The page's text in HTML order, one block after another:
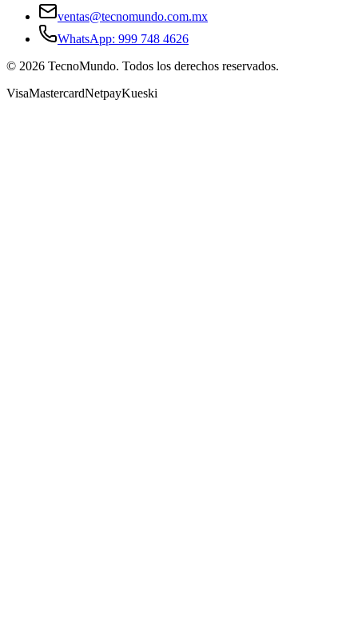
ventas@tecnomundo.com.mx
WhatsApp: 999 748 4626
© 2026 TecnoMundo. Todos los derechos reservados.
VisaMastercardNetpayKueski